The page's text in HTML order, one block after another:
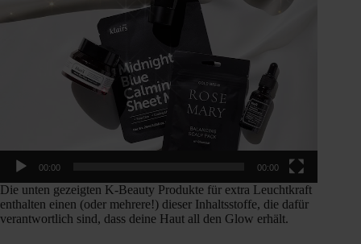
00:00 00:00
Die unten gezeigten K-Beauty Produkte für extra Leuchtkraft
enthalten einen (oder mehrere!) dieser Inhaltsstoffe, die dafür
verantwortlich sind, dass deine Haut all den Glow erhält.